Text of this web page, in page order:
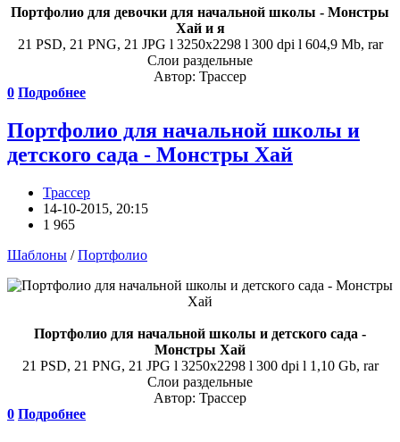
Портфолио для девочки для начальной школы - Монстры
Хай и я
21 PSD, 21 PNG, 21 JPG l 3250x2298 l 300 dpi l 604,9 Mb, rar
Слои раздельные
Автор: Трассер
0 Подробнее
Портфолио для начальной школы и
детского сада - Монстры Хай
Трассер
14-10-2015, 20:15
1 965
Шаблоны /Портфолио
Портфолио для начальной школы и детского сада -
Монстры Хай
21 PSD, 21 PNG, 21 JPG l 3250x2298 l 300 dpi l 1,10 Gb, rar
Слои раздельные
Автор: Трассер
0 Подробнее